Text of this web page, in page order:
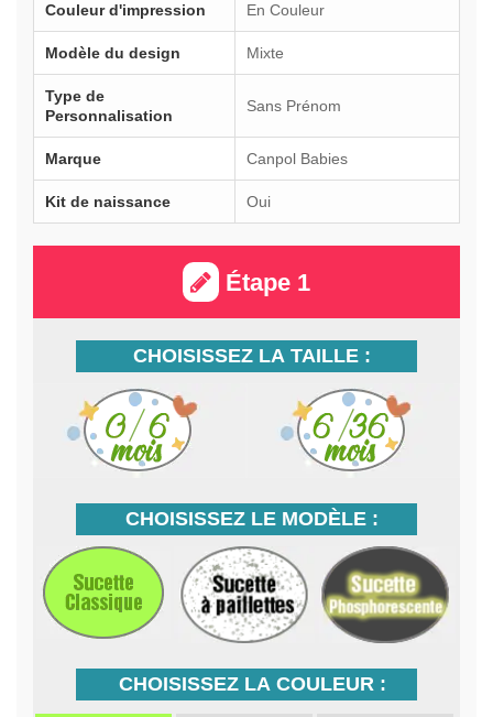
Couleur d'impression En Couleur
Modèle du design Mixte
Type de
Personnalisation
Sans Prénom
Marque Canpol Babies
Kit de naissance Oui
Étape 1
CHOISISSEZ LA TAILLE :
CHOISISSEZ LE MODÈLE :
CHOISISSEZ LA COULEUR :